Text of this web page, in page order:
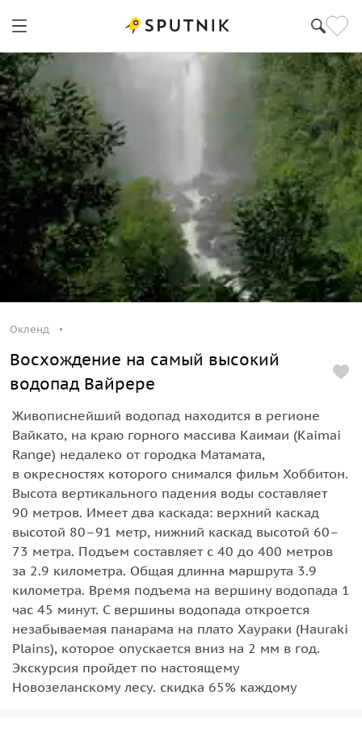
Окленд
Восхождение на самый высокий
водопад Вайрере
Живописнейший водопад находится в регионе
Вайкато, на краю горного массива Каимаи (Kaimai
Range) недалеко от городка Матамата,
в окресностях которого снимался фильм Хоббитон.
Высота вертикального падения воды составляет
90 метров. Имеет два каскада: верхний каскад
высотой 80–91 метр, нижний каскад высотой 60–
73 метра. Подъем составляет с 40 до 400 метров
за 2.9 километра. Общая длинна маршрута 3.9
километра. Время подъема на вершину водопада 1
час 45 минут. С вершины водопада откроется
незабываемая панарама на плато Хаураки (Hauraki
Plains), которое опускается вниз на 2 мм в год.
Экскурсия пройдет по настоящему
Новозеланскому лесу. скидка 65% каждому